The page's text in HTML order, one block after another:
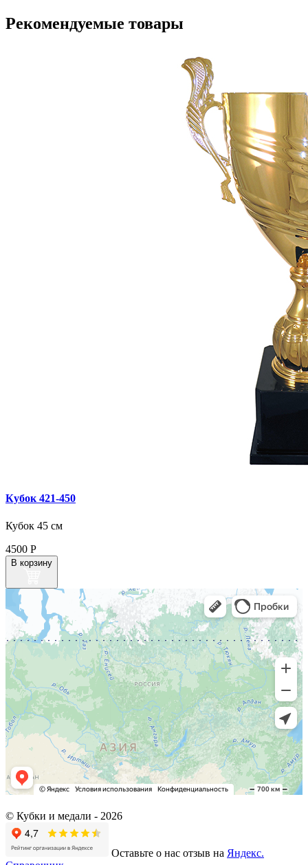
Рекомендуемые товары
Кубок 421‑450
Кубок 45 см
4500 Р
В корзину
© Кубки и медали - 2026
Оставьте о нас отзыв на Яндекс.